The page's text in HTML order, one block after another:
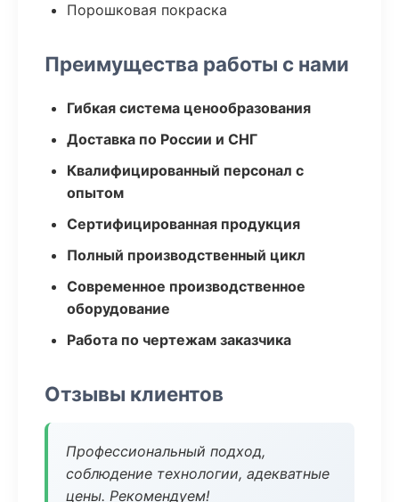
Порошковая покраска
Преимущества работы с нами
Гибкая система ценообразования
Доставка по России и СНГ
Квалифицированный персонал с
опытом
Сертифицированная продукция
Полный производственный цикл
Современное производственное
оборудование
Работа по чертежам заказчика
Отзывы клиентов
Профессиональный подход,
соблюдение технологии, адекватные
цены. Рекомендуем!